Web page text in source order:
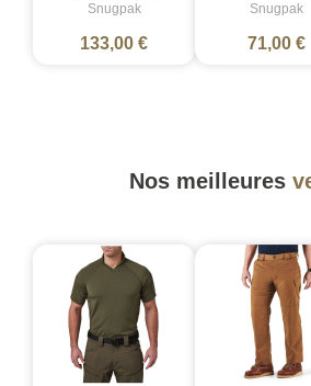
Snugpak
133,00 €
Snugpak
71,00 €
Nos meilleures